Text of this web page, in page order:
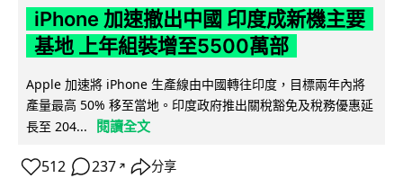
iPhone 加速撤出中國 印度成新機主要
基地 上年組裝增至5500萬部
Apple 加速將 iPhone 生產線由中國轉往印度，目標兩年內將
產量最高 50% 移至當地。印度政府推出關稅豁免及稅務優惠延
長至 204...
閱讀全文
512 237 ↗ 分享